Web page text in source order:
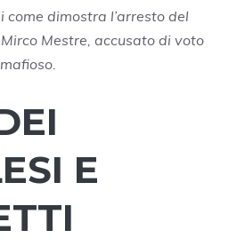
dimostra l’arresto del
Mestre, accusato di voto
E